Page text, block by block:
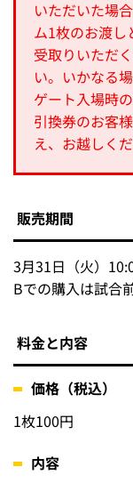
いただいた場
ム1枚のお渡し
受取りいただ
い。いかなる
ゲート入場時
引換券のお客
え、お越しくだ
販売期間
3月31日（火）
Bでの購入は試合
料金と内容
価格（税込）
1枚100円
内容